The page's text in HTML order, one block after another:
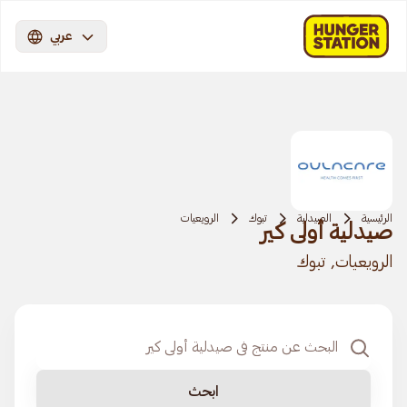
عربي
الرئيسية الصيدلية تبوك الرويعيات
صيدلية أولى كير
الرويعيات, تبوك
ابحث